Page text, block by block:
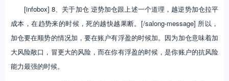
[infobox] 8、关于加仓 逆势加仓跟上述一个道理，越逆势加仓拉平
成本，在趋势来的时候，死的越快越果断。[/salong-message] 所以，
加仓要在顺势的情况加，要在账户有浮盈的时候加。因为加仓意味着加
大风险敞口，冒更大的风险，而在你有浮盈的时候，是你账户的抗风险
能力最强的时候。